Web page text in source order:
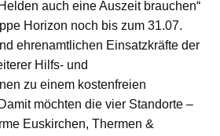
auch eine Auszeit brauchen“
Horizon noch bis zum 31.07.
ehrenamtlichen Einsatzkräfte der
Hilfs- und
zu einem kostenfreien
möchten die vier Standorte –
Euskirchen, Thermen &